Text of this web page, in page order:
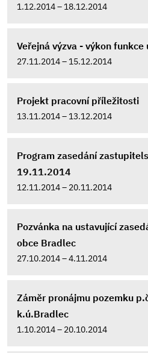
1.12.2014 – 18.12.2014
Veřejná výzva - výkon funkce
27.11.2014 – 15.12.2014
Projekt pracovní příležitosti
13.11.2014 – 13.12.2014
Program zasedání
19.11.2014
12.11.2014 – 20.11.2014
Pozvánka na ustavující
obce Bradlec
27.10.2014 – 4.11.2014
Záměr pronájmu pozemku
k.ú.Bradlec
1.10.2014 – 20.10.2014